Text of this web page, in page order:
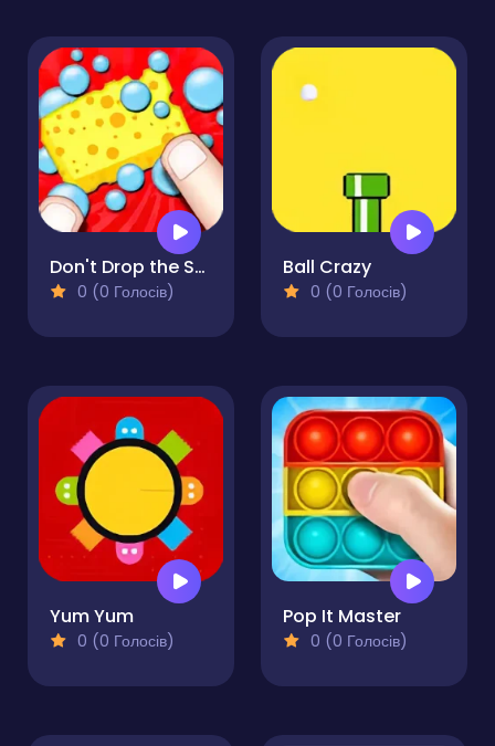
Don't Drop the Sponge
0 (0 Голосів)
Ball Crazy
0 (0 Голосів)
Yum Yum
0 (0 Голосів)
Pop It Master
0 (0 Голосів)